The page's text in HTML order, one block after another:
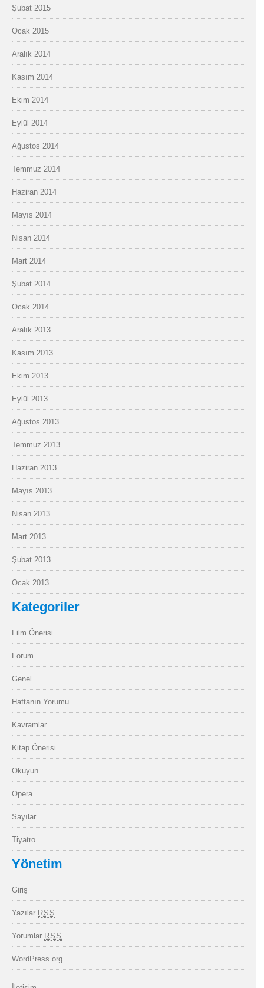
Şubat 2015
Ocak 2015
Aralık 2014
Kasım 2014
Ekim 2014
Eylül 2014
Ağustos 2014
Temmuz 2014
Haziran 2014
Mayıs 2014
Nisan 2014
Mart 2014
Şubat 2014
Ocak 2014
Aralık 2013
Kasım 2013
Ekim 2013
Eylül 2013
Ağustos 2013
Temmuz 2013
Haziran 2013
Mayıs 2013
Nisan 2013
Mart 2013
Şubat 2013
Ocak 2013
Kategoriler
Film Önerisi
Forum
Genel
Haftanın Yorumu
Kavramlar
Kitap Önerisi
Okuyun
Opera
Sayılar
Tiyatro
Yönetim
Giriş
Yazılar RSS
Yorumlar RSS
WordPress.org